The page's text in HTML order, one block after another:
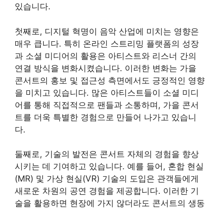
있습니다.
첫째로, 디지털 혁명이 음악 산업에 미치는 영향은
매우 큽니다. 특히 온라인 스트리밍 플랫폼의 성장
과 소셜 미디어의 활용은 아티스트와 리스너 간의
연결 방식을 변화시켰습니다. 이러한 변화는 가을
콘서트의 홍보 및 접근성 측면에서도 긍정적인 영향
을 미치고 있습니다. 많은 아티스트들이 소셜 미디
어를 통해 직접적으로 팬들과 소통하며, 가을 콘서
트를 더욱 특별한 경험으로 만들어 나가고 있습니
다.
둘째로, 기술의 발전은 콘서트 자체의 경험을 향상
시키는 데 기여하고 있습니다. 예를 들어, 혼합 현실
(MR) 및 가상 현실(VR) 기술의 도입은 관객들에게
새로운 차원의 공연 경험을 제공합니다. 이러한 기
술을 활용하면 현장에 가지 않더라도 콘서트의 생동